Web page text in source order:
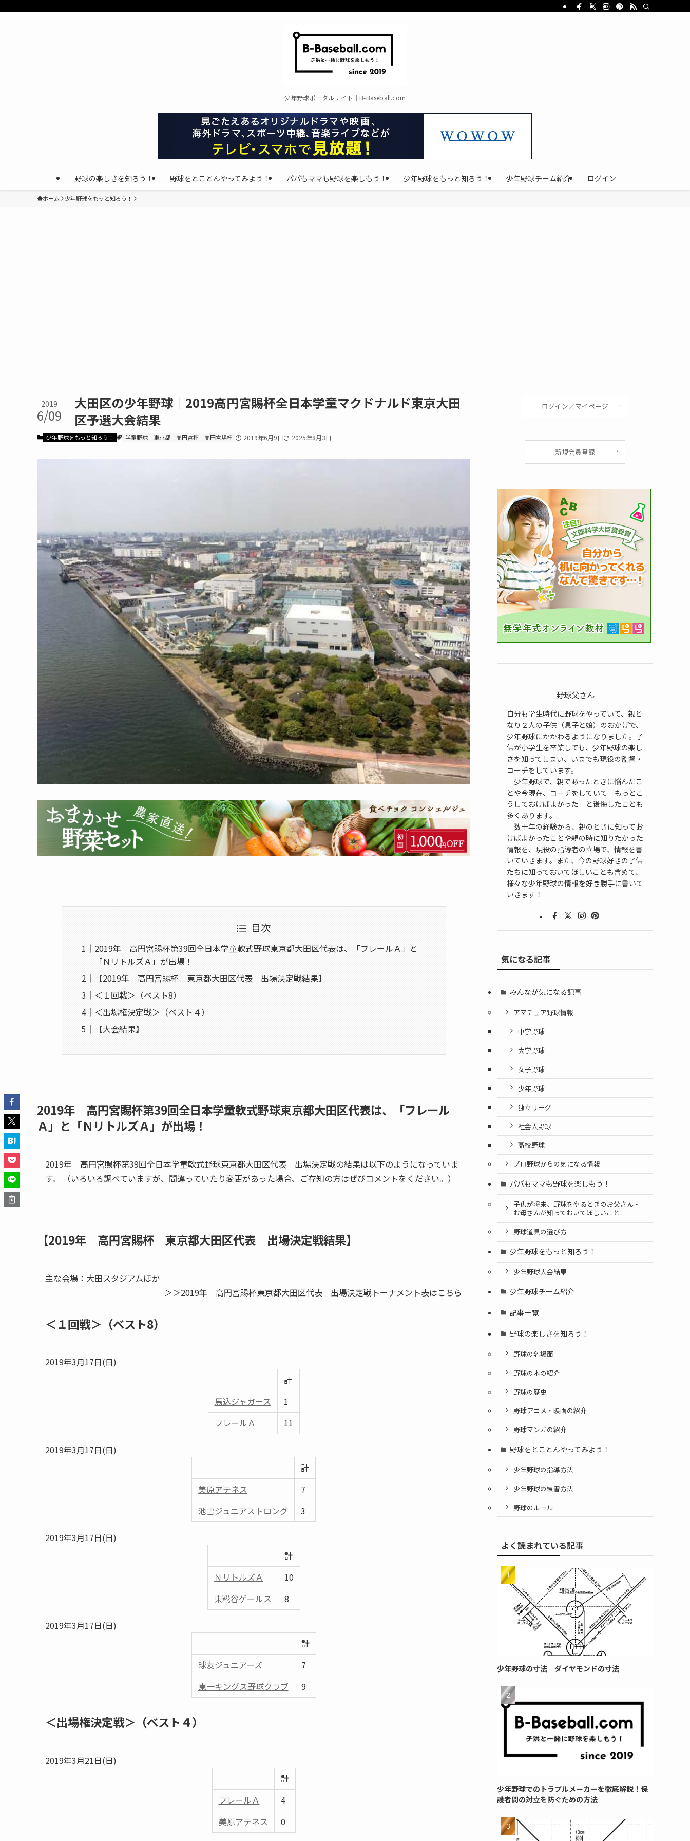
少年野球ポータルサイト｜B-Baseball.com
野球の楽しさを知ろう！ 野球をとことんやってみよう！ パパもママも野球を楽しもう！ 少年野球をもっと知ろう！ 少年野球チーム紹介 ログイン
ホーム 少年野球をもっと知ろう！
大田区の少年野球｜2019高円宮賜杯全日本学童マクドナルド東京大田
区予選大会結果
2019
6/09
少年野球をもっと知ろう！ 学童野球 東京都 高円宮杯 高円宮賜杯 2019年6月9日 2025年8月3日
目次
2019年 高円宮賜杯第39回全日本学童軟式野球東京都大田区代表は、「フレールＡ」と
「ＮリトルズＡ」が出場！
【2019年 高円宮賜杯 東京都大田区代表 出場決定戦結果】
＜１回戦＞（ベスト8）
＜出場権決定戦＞（ベスト４）
【大会結果】
2019年 高円宮賜杯第39回全日本学童軟式野球東京都大田区代表は、「フレール
Ａ」と「ＮリトルズＡ」が出場！
2019年 高円宮賜杯第39回全日本学童軟式野球東京都大田区代表 出場決定戦の結果は以下のようになっていま
す。 （いろいろ調べていますが、間違っていたり変更があった場合、ご存知の方はぜびコメントをください。）
【2019年 高円宮賜杯 東京都大田区代表 出場決定戦結果】
主な会場：大田スタジアムほか
＞＞2019年 高円宮賜杯東京都大田区代表 出場決定戦トーナメント表はこちら
＜１回戦＞（ベスト8）
2019年3月17日(日)
計
馬込ジャガース
1
フレールＡ
11
2019年3月17日(日)
計
美原アテネス
7
池雪ジュニアストロング
3
2019年3月17日(日)
計
ＮリトルズＡ
10
東糀谷ゲールス
8
2019年3月17日(日)
計
球友ジュニアーズ
7
東一キングス野球クラブ
9
＜出場権決定戦＞（ベスト４）
2019年3月21日(日)
計
フレールＡ
4
美原アテネス
0
ログイン／マイページ
新規会員登録
野球父さん
自分も学生時代に野球をやっていて、親と
なり２人の子供（息子と娘）のおかげで、
少年野球にかかわるようになりました。子
供が小学生を卒業しても、少年野球の楽し
さを知ってしまい、いまでも現役の監督・
コーチをしています。
少年野球で、親であったときに悩んだこ
とや今現在、コーチをしていて「もっとこ
うしておけばよかった」と後悔したことも
多くあります。
数十年の経験から、親のときに知ってお
けばよかったことや親の時に知りたかった
情報を、現役の指導者の立場で、情報を書
いていきます。また、今の野球好きの子供
たちに知っておいてほしいことも含めて、
様々な少年野球の情報を好き勝手に書いて
いきます！
気になる記事
みんなが気になる記事
アマチュア野球情報
中学野球
大学野球
女子野球
少年野球
独立リーグ
社会人野球
高校野球
プロ野球からの気になる情報
パパもママも野球を楽しもう！
子供が将来、野球をやるときのお父さん・
お母さんが知っておいてほしいこと
野球道具の選び方
少年野球をもっと知ろう！
少年野球大会結果
少年野球チーム紹介
記事一覧
野球の楽しさを知ろう！
野球の名場面
野球の本の紹介
野球の歴史
野球アニメ・映画の紹介
野球マンガの紹介
野球をとことんやってみよう！
少年野球の指導方法
少年野球の練習方法
野球のルール
よく読まれている記事
少年野球の寸法｜ダイヤモンドの寸法
少年野球でのトラブルメーカーを徹底解説！保
護者間の対立を防ぐための方法